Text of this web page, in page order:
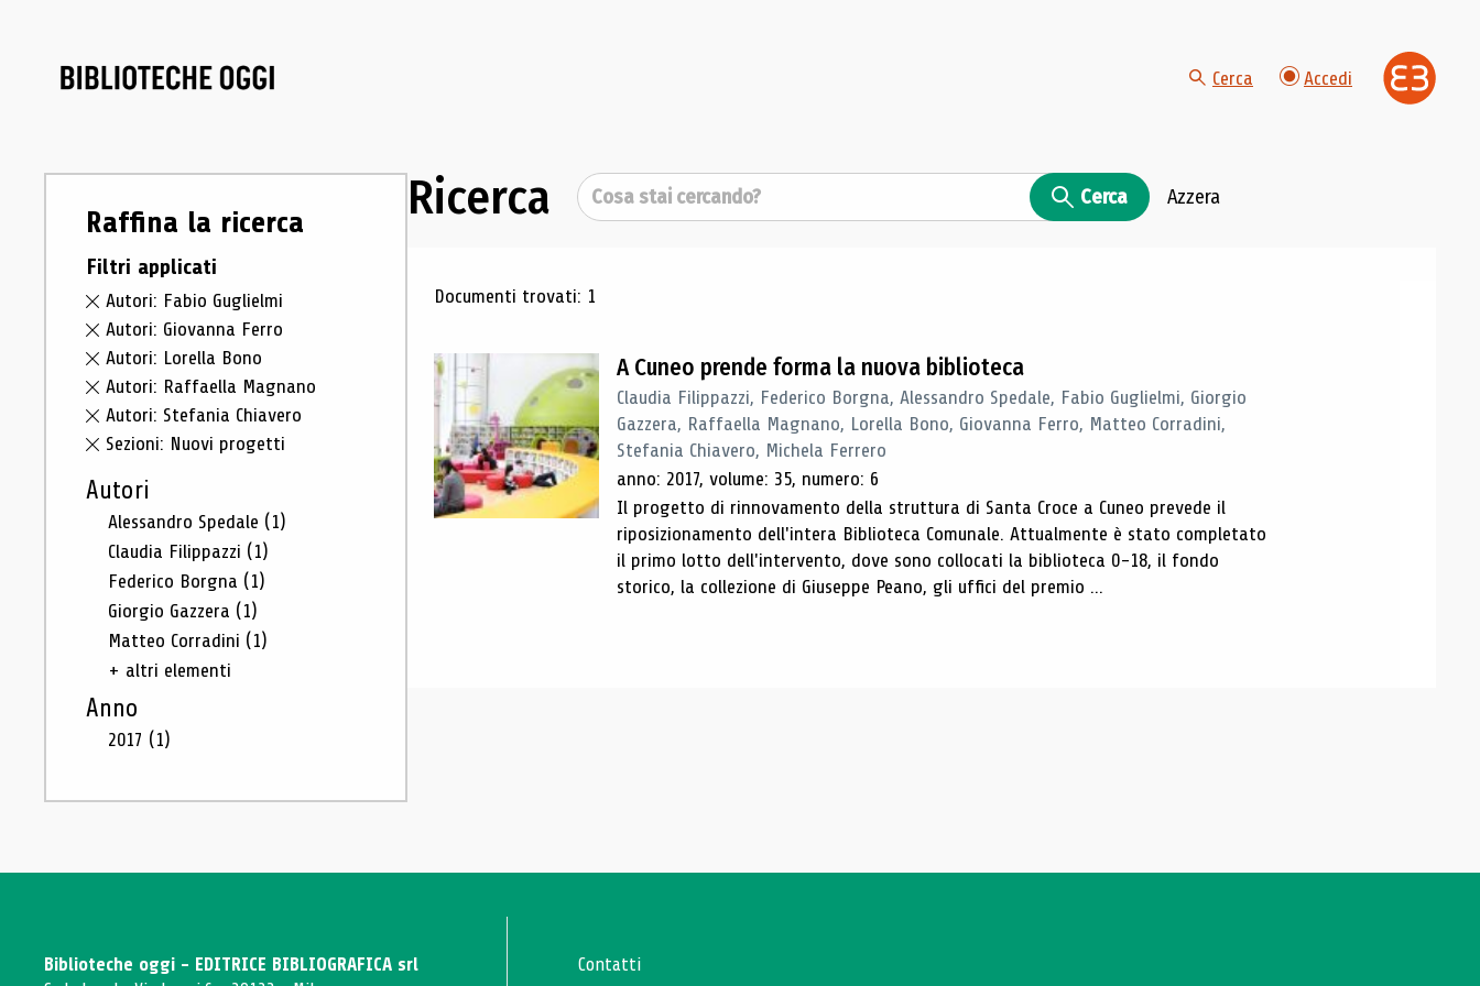
Cerca Accedi
Raffina la ricerca
Filtri applicati
Autori: Fabio Guglielmi
Autori: Giovanna Ferro
Autori: Lorella Bono
Autori: Raffaella Magnano
Autori: Stefania Chiavero
Sezioni: Nuovi progetti
Autori
Alessandro Spedale (1)
Claudia Filippazzi (1)
Federico Borgna (1)
Giorgio Gazzera (1)
Matteo Corradini (1)
+ altri elementi
Anno
2017 (1)
Ricerca Cerca Cerca Azzera
Risultati di ricerca
Documenti trovati: 1
A Cuneo prende forma la nuova biblioteca
Claudia Filippazzi, Federico Borgna, Alessandro Spedale, Fabio Guglielmi, Giorgio
Gazzera, Raffaella Magnano, Lorella Bono, Giovanna Ferro, Matteo Corradini,
Stefania Chiavero, Michela Ferrero
anno: 2017, volume: 35, numero: 6
Il progetto di rinnovamento della struttura di Santa Croce a Cuneo prevede il
riposizionamento dell'intera Biblioteca Comunale. Attualmente è stato completato
il primo lotto dell'intervento, dove sono collocati la biblioteca 0-18, il fondo
storico, la collezione di Giuseppe Peano, gli uffici del premio ...
Biblioteche oggi - EDITRICE BIBLIOGRAFICA srl
Contatti